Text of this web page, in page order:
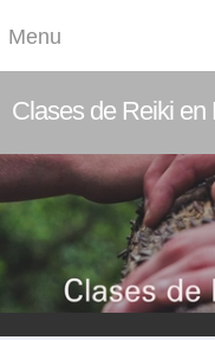
Menu
Clases de Reiki en